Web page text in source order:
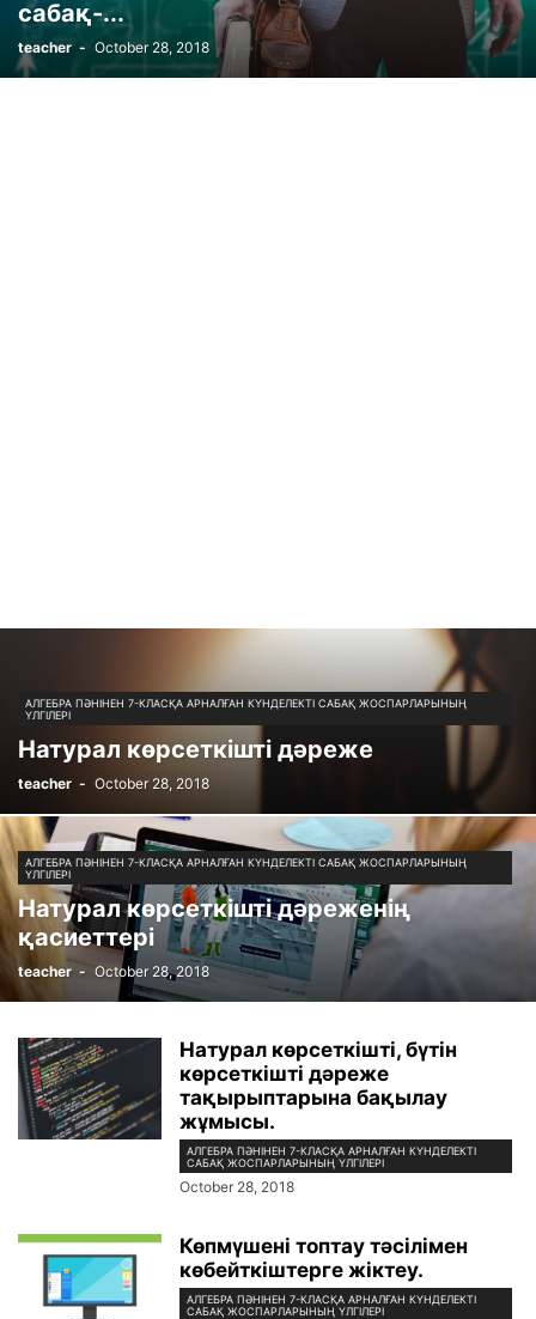
МАТЕМАТИКА ПӘНІНЕН 4-КЛАСҚА АРНАЛҒАН КҮНДЕЛЕКТІ САБАҚ
ПОУРОЧНЫЕ ПЛАНЫ ПО АЛГЕБРА 7 КЛАСС НА КАЗАХСКОМ ЯЗЫКЕ
ПОУРОЧНЫЕ ПЛАНЫ ПО АЛГЕБРЕ 10 КЛАСС
сабақ-...
teacher - October 28, 2018
АЛГЕБРА ПӘНІНЕН 7-КЛАСҚА АРНАЛҒАН КҮНДЕЛЕКТІ САБАҚ ЖОСПАРЛАРЫНЫҢ
ҮЛГІЛЕРІ
Натурал көрсеткішті дәреже
teacher - October 28, 2018
АЛГЕБРА ПӘНІНЕН 7-КЛАСҚА АРНАЛҒАН КҮНДЕЛЕКТІ САБАҚ ЖОСПАРЛАРЫНЫҢ
ҮЛГІЛЕРІ
Натурал көрсеткішті дәреженің
қасиеттері
teacher - October 28, 2018
Натурал көрсеткішті, бүтін
көрсеткішті дәреже
тақырыптарына бақылау
жұмысы.
АЛГЕБРА ПӘНІНЕН 7-КЛАСҚА АРНАЛҒАН КҮНДЕЛЕКТІ
САБАҚ ЖОСПАРЛАРЫНЫҢ ҮЛГІЛЕРІ
October 28, 2018
Көпмүшені топтау тәсілімен
көбейткіштерге жіктеу.
АЛГЕБРА ПӘНІНЕН 7-КЛАСҚА АРНАЛҒАН КҮНДЕЛЕКТІ
САБАҚ ЖОСПАРЛАРЫНЫҢ ҮЛГІЛЕРІ